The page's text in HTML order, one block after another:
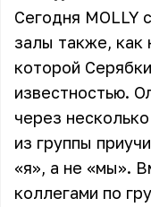
Сегодня MOLLY
залы также, как
которой
известностью.
через
из группы
«я», а не «мы».
коллегами по